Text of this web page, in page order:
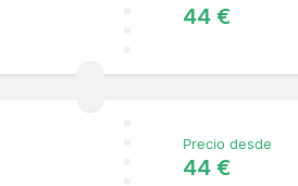
44 €
Precio desde
44 €